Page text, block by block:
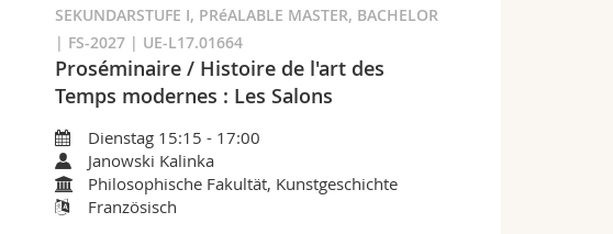
SEKUNDARSTUFE I, PRéALABLE MASTER, BACHELOR
| FS-2027 | UE-L17.01664
Proséminaire / Histoire de l'art des
Temps modernes : Les Salons
Dienstag 15:15 - 17:00
Janowski Kalinka
Philosophische Fakultät, Kunstgeschichte
Französisch